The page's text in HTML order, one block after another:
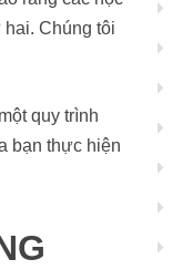
Chúng tôi
quy trình
bạn thực hiện